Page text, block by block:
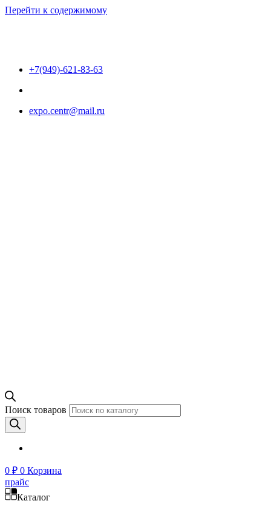
Перейти к содержимому
+7(949)-621-83-63
expo.centr@mail.ru
Поиск товаров
0 ₽ 0 Корзина
прайс
Каталог